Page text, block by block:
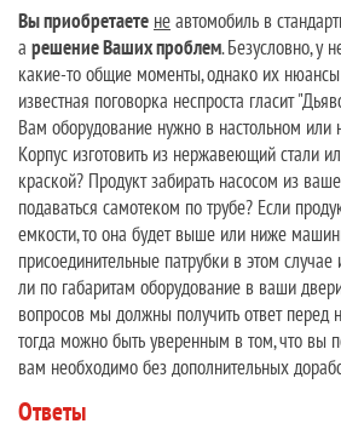
Вы приобретаете неавтомобиль в
а решение Ваших проблем. Безусловно, у
какие-то общие моменты, однако их
известная поговорка неспроста гласит
Вам оборудование нужно в настольном или
Корпус изготовить из нержавеющий стали
краской? Продукт забирать насосом из
подаваться самотеком по трубе? Если
емкости, то она будет выше или ниже
присоединительные патрубки в этом случае
ли по габаритам оборудование в ваши
вопросов мы должны получить ответ перед
тогда можно быть уверенным в том, что вы
вам необходимо без дополнительных
Ответы